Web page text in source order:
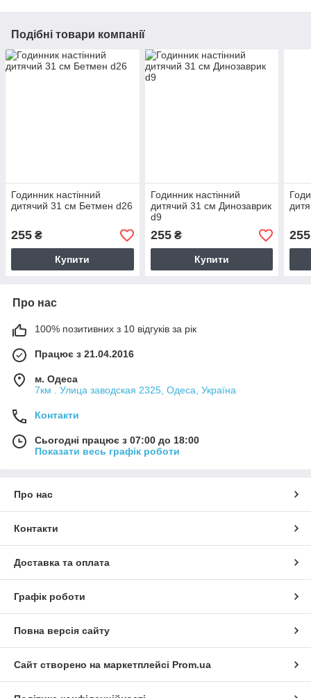
Подібні товари компанії
Годинник настінний
дитячий 31 см Бетмен d26
255 ₴
Купити
Годинник настінний
дитячий 31 см Динозаврик
d9
255₴
Купити
255
Про нас
100% позитивних з 10 відгуків за рік
Працює з 21.04.2016
м. Одеса
7км . Улица заводская 2325, Одеса, Україна
Контакти
Сьогодні працює з 07:00 до 18:00
Показати весь графік роботи
Про нас
Контакти
Доставка та оплата
Графік роботи
Повна версія сайту
Сайт створено на маркетплейсі Prom.ua